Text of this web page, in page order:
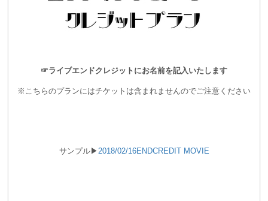
プロジェクターからの距離の関係で、やむなく投影をあきらめ
た映像演出もありました。
☞ライブエンドクレジットにお名前を記入いたします
※こちらのプランにはチケットは含まれませんのでご注意ください
サンプル▶2018/02/16ENDCREDIT MOVIE